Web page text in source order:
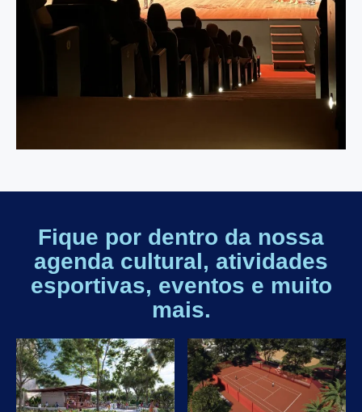
Fique por dentro da nossa
agenda cultural, atividades
esportivas, eventos e muito
mais.